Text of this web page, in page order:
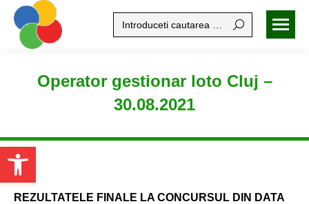
Open toolbar
Search:
Operator gestionar loto Cluj –
30.08.2021
REZULTATELE FINALE LA CONCURSUL DIN DATA